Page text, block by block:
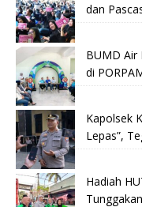
dan
BUMD Air
di
Kapolsek
Lepas”,
Hadiah